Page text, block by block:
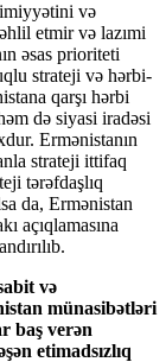
və
etmir və lazımi
əsas prioriteti
strateji və hərbi-
qarşı hərbi
də siyasi iradəsi
Ermənistanın
strateji ittifaq
tərəfdaşlıq
da, Ermənistan
açıqlamasına
və
münasibətləri
baş verən
etimadsızlıq